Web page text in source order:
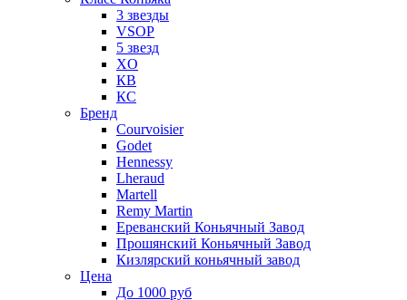
3 звезды
VSOP
5 звезд
XO
КВ
КС
Бренд
Courvoisier
Godet
Hennessy
Lheraud
Martell
Remy Martin
Ереванский Коньячный Завод
Прошянский Коньячный Завод
Кизлярский коньячный завод
Цена
До 1000 руб